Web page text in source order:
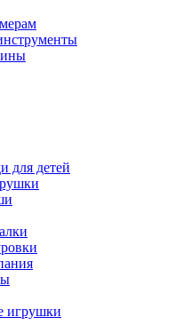
для детей
игрушки